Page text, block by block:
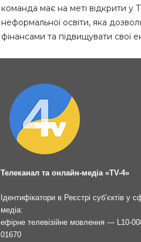
команда має на меті відкрити у
неформальної освіти, яка
фінансами та підвищувати свої
Телеканал та онлайн-медіа «TV-4»
Ідентифікатори в Реєстрі суб’єктів у
медіа:
ефірне телевізійне мовлення — L10-
01670